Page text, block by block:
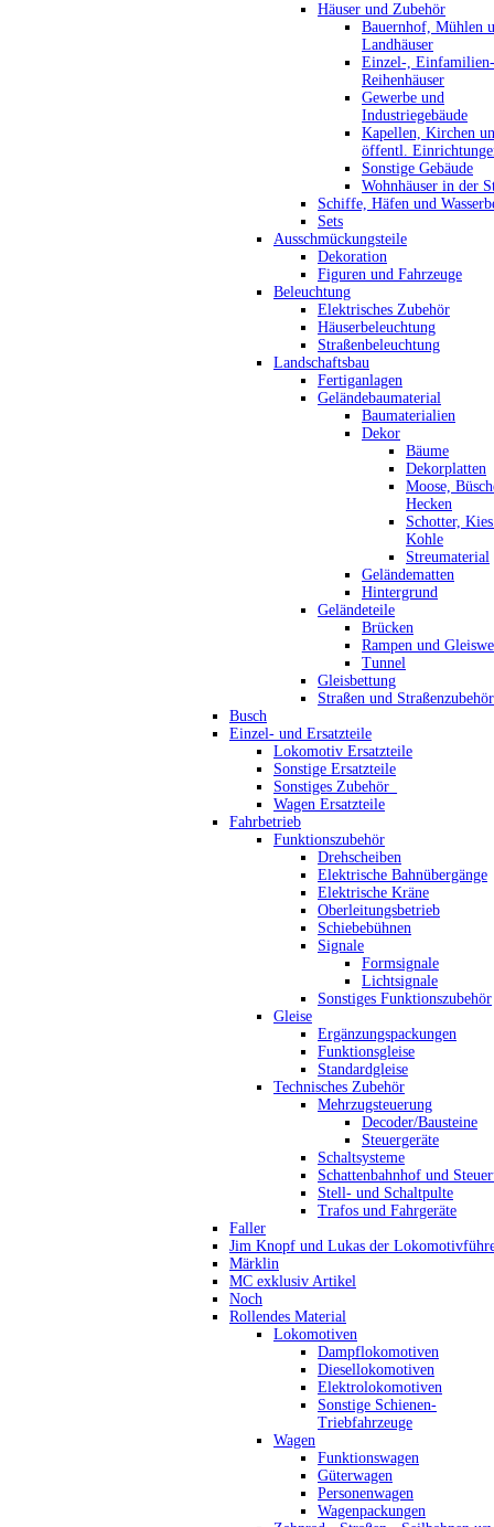
Häuser und Zubehör
Bauernhof, Mühlen
Landhäuser
Einzel-,
Reihenhäuser
Gewerbe und
Industriegebäude
Kapellen, Kirchen
öffentl.
Sonstige Gebäude
Wohnhäuser in der
Schiffe, Häfen und
Sets
Ausschmückungsteile
Dekoration
Figuren und Fahrzeuge
Beleuchtung
Elektrisches Zubehör
Häuserbeleuchtung
Straßenbeleuchtung
Landschaftsbau
Fertiganlagen
Geländebaumaterial
Baumaterialien
Dekor
Bäume
Dekorplatten
Moose,
Hecken
Schotter,
Kohle
Streumaterial
Geländematten
Hintergrund
Geländeteile
Brücken
Rampen und
Tunnel
Gleisbettung
Straßen und Straßenzubehör
Busch
Einzel- und Ersatzteile
Lokomotiv Ersatzteile
Sonstige Ersatzteile
Sonstiges Zubehör_
Wagen Ersatzteile
Fahrbetrieb
Funktionszubehör
Drehscheiben
Elektrische Bahnübergänge
Elektrische Kräne
Oberleitungsbetrieb
Schiebebühnen
Signale
Formsignale
Lichtsignale
Sonstiges Funktionszubehör
Gleise
Ergänzungspackungen
Funktionsgleise
Standardgleise
Technisches Zubehör
Mehrzugsteuerung
Decoder/Bausteine
Steuergeräte
Schaltsysteme
Schattenbahnhof und
Stell- und Schaltpulte
Trafos und Fahrgeräte
Faller
Jim Knopf und Lukas der
Märklin
MC exklusiv Artikel
Noch
Rollendes Material
Lokomotiven
Dampflokomotiven
Diesellokomotiven
Elektrolokomotiven
Sonstige Schienen-
Triebfahrzeuge
Wagen
Funktionswagen
Güterwagen
Personenwagen
Wagenpackungen